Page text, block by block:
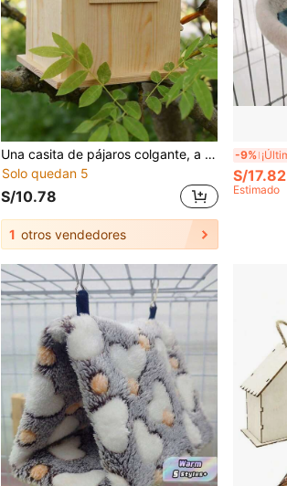
Una casita de pájaros colgante, a prueba de lluvia, casita de pájaros de madera sólida DIY para exteriores, mini nido, apta para jardines interiores y exteriores, perfecta para gorriones, periquitos, diversas aves y colibríes, hecha de madera artesanal, resistente a caídas y duradera.
Solo quedan 5
S/10.78
1 otros vendedores
-9%
S/17.82
Estimado